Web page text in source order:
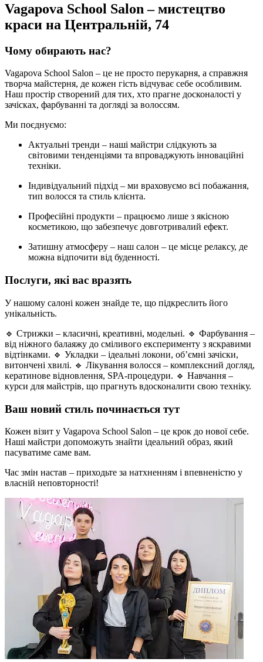
Vagapova School Salon – мистецтво
краси на Центральній, 74
Чому обирають нас?
Vagapova School Salon – це не просто перукарня, а справжня
творча майстерня, де кожен гість відчуває себе особливим.
Наш простір створений для тих, хто прагне досконалості у
зачісках, фарбуванні та догляді за волоссям.
Ми поєднуємо:
Актуальні тренди – наші майстри слідкують за
світовими тенденціями та впроваджують інноваційні
техніки.
Індивідуальний підхід – ми враховуємо всі побажання,
тип волосся та стиль клієнта.
Професійні продукти – працюємо лише з якісною
косметикою, що забезпечує довготривалий ефект.
Затишну атмосферу – наш салон – це місце релаксу, де
можна відпочити від буденності.
Послуги, які вас вразять
У нашому салоні кожен знайде те, що підкреслить його
унікальність.
🔹 Стрижки – класичні, креативні, модельні. 🔹 Фарбування –
від ніжного балаяжу до сміливого експерименту з яскравими
відтінками. 🔹 Укладки – ідеальні локони, об’ємні зачіски,
витончені хвилі. 🔹 Лікування волосся – комплексний догляд,
кератинове відновлення, SPA-процедури. 🔹 Навчання –
курси для майстрів, що прагнуть вдосконалити свою техніку.
Ваш новий стиль починається тут
Кожен візит у Vagapova School Salon – це крок до нової себе.
Наші майстри допоможуть знайти ідеальний образ, який
пасуватиме саме вам.
Час змін настав – приходьте за натхненням і впевненістю у
власній неповторності!